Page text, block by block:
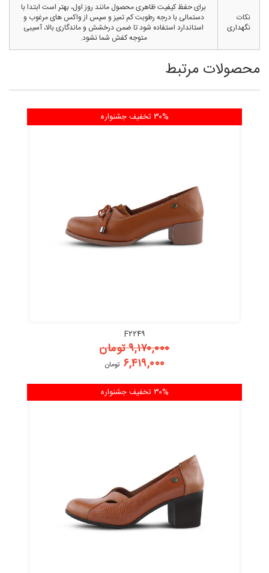
نکات
نگهداری
برای حفظ کیفیت ظاهری محصول مانند روز اول، بهتر است ابتدا با
دستمالی با درجه رطوبت کم تمیز و سپس از واکس های مرغوب و
استاندارد استفاده شود تا ضمن درخشش و ماندگاری بالا، آسیبی
متوجه کفش شما نشود.
محصولات مرتبط
F۲۲۴۹
۹,۱۷۰,۰۰۰تومان
۶,۴۱۹,۰۰۰ تومان
۳۰% تخفیف جشنواره
۳۰% تخفیف جشنواره